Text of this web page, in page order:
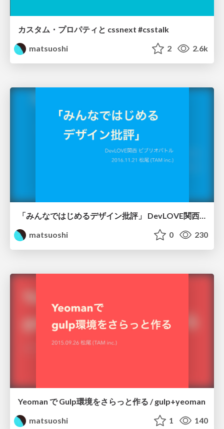
カスタム・プロパティと cssnext #csstalk
matsuoshi
2 2.6k
matsuoshi
0 230
Yeoman で Gulp環境をさらっと作る / gulp+yeoman
matsuoshi
1 140